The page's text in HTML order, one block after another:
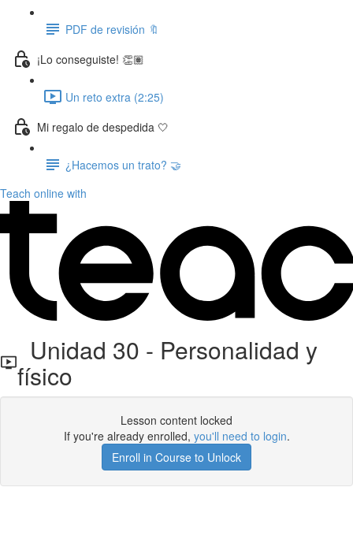
PDF de revisión 🔖
¡Lo conseguiste! 👏🏽
Un reto extra (2:25)
Mi regalo de despedida 🤍
¿Hacemos un trato? 🤝
Teach online with
Unidad 30 - Personalidad y
físico
Lesson content locked
If you're already enrolled, you'll need to login.
Enroll in Course to Unlock